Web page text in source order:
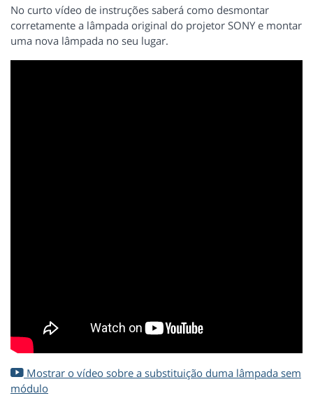
No curto vídeo de instruções saberá como desmontar
corretamente a lâmpada original do projetor SONY e montar
uma nova lâmpada no seu lugar.
Mostrar o vídeo sobre a substituição duma lâmpada sem
módulo